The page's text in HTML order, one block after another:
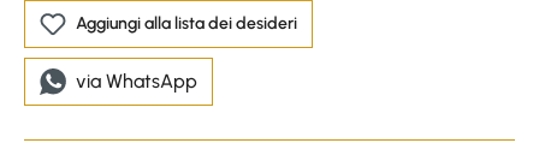
Aggiungi alla lista dei desideri
via WhatsApp